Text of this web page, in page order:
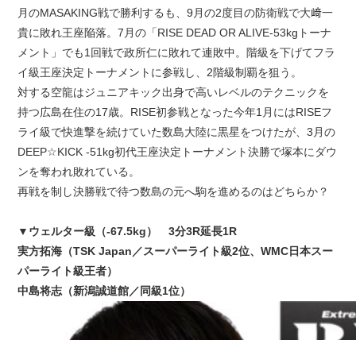
月のMASAKING戦で勝利するも、9月の2度目の防衛戦で大﨑一
貴に敗れ王座陥落。7月の「RISE DEAD OR ALIVE-53kgトーナ
メント」でも1回戦で政所仁に敗れて連敗中。階級を下げてフラ
イ級王座決定トーナメントに参戦し、2階級制覇を狙う。
対する空龍はジュニアキック出身で高いレベルのテクニックを
持つ広島在住の17歳。RISE初参戦となった今年1月にはRISEフ
ライ級で快進撃を続けていた数島大陸に黒星をつけたが、3月の
DEEP☆KICK -51kg初代王座決定トーナメント決勝で塚本にダウ
ンを奪われ敗れている。
再戦を制し決勝戦で待つ数島の元へ駒を進めるのはどちらか？
▼ウェルター級（-67.5kg） 3分3R延長1R
実方拓海（TSK Japan／スーパーライト級2位、WMC日本スー
パーライト級王者）
中島将志（新潟誠道館／同級1位）